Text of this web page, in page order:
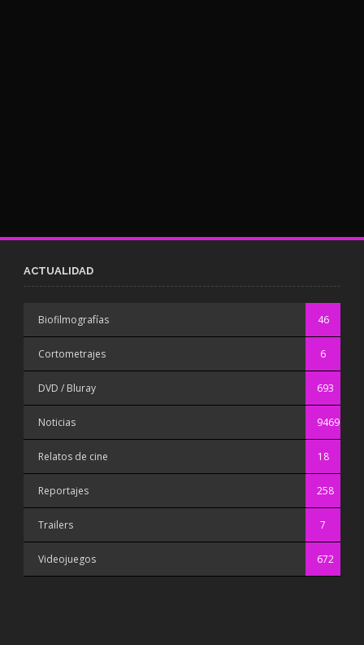
ACTUALIDAD
Biofilmografías 46
Cortometrajes 6
DVD / Bluray 693
Noticias 9469
Relatos de cine 18
Reportajes 258
Trailers 7
Videojuegos 672